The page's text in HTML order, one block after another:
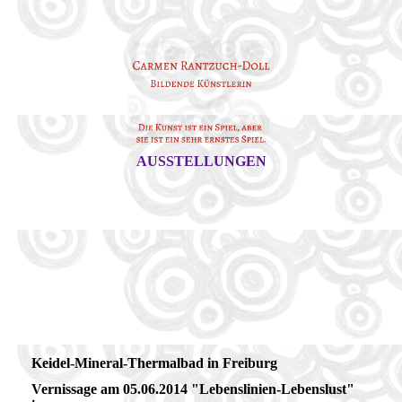
AUSSTELLUNGEN
Keidel-Mineral-Thermalbad in Freiburg
Vernissage am 05.06.2014 "Lebenslinien-Lebenslust"